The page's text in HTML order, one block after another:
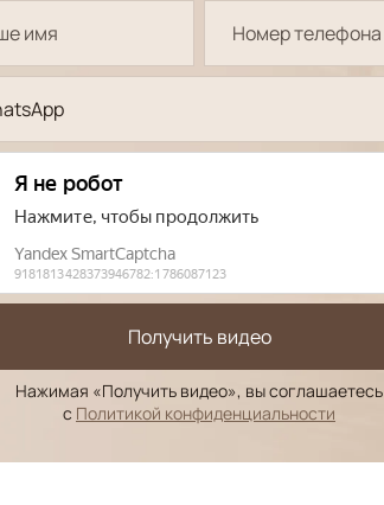
Получить видео
Нажимая «Получить видео», вы соглашаетесь
с Политикой конфиденциальности